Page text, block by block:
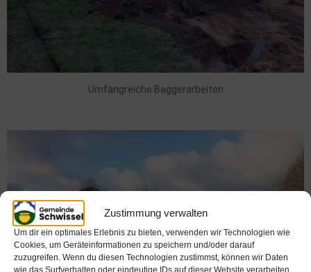
Zustimmung verwalten
Um dir ein optimales Erlebnis zu bieten, verwenden wir Technologien wie
Cookies, um Geräteinformationen zu speichern und/oder darauf
zuzugreifen. Wenn du diesen Technologien zustimmst, können wir Daten
wie das Surfverhalten oder eindeutige IDs auf dieser Website verarbeiten.
Umfangreiche Baggerarbeiten